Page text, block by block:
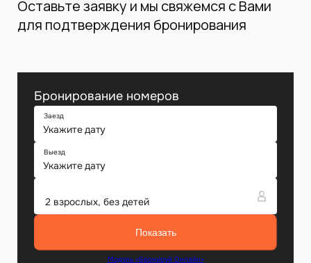
Оставьте заявку и мы свяжемся с Вами
для подтверждения бронирования